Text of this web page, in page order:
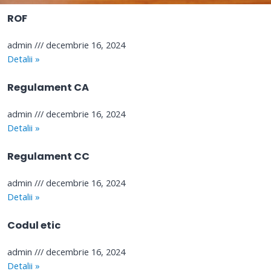
ROF
admin
decembrie 16, 2024
Detalii »
Regulament CA
admin
decembrie 16, 2024
Detalii »
Regulament CC
admin
decembrie 16, 2024
Detalii »
Codul etic
admin
decembrie 16, 2024
Detalii »